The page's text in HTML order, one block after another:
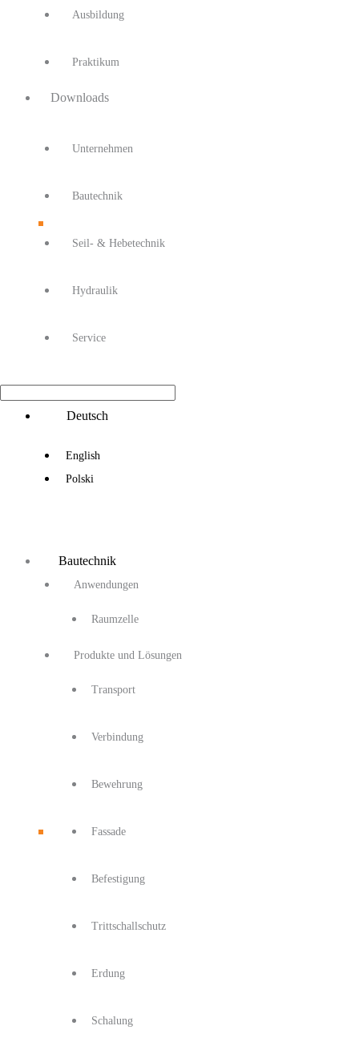
Ausbildung
Praktikum
Downloads
Unternehmen
Bautechnik
Seil- & Hebetechnik
Hydraulik
Service
Deutsch
English
Polski
Bautechnik
Anwendungen
Raumzelle
Produkte und Lösungen
Transport
Verbindung
Bewehrung
Fassade
Befestigung
Trittschallschutz
Erdung
Schalung